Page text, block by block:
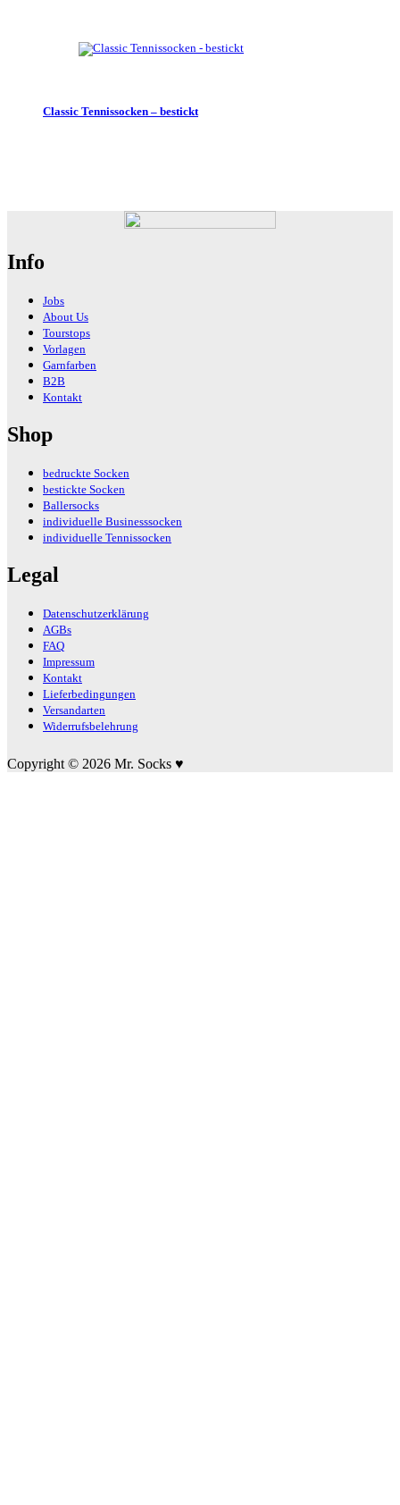
Classic Tennissocken – bestickt
Info
Jobs
About Us
Tourstops
Vorlagen
Garnfarben
B2B
Kontakt
Shop
bedruckte Socken
bestickte Socken
Ballersocks
individuelle Businesssocken
individuelle Tennissocken
Legal
Datenschutzerklärung
AGBs
FAQ
Impressum
Kontakt
Lieferbedingungen
Versandarten
Widerrufsbelehrung
Copyright © 2026 Mr. Socks ♥